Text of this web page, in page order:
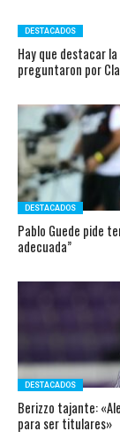
DESTACADOS
Hay que destacar
preguntaron por
DESTACADOS
Pablo Guede pide
adecuada”
DESTACADOS
Berizzo tajante:
para ser titulares»